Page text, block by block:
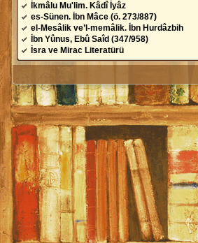
İkmâlu Mu'lim. Kâdî İyâz
es-Sünen. İbn Mâce (ö. 273/887)
el-Mesâlik ve’l-memâlik. İbn Hurdâzbih
İbn Yûnus, Ebû Saîd (347/958)
İsra ve Mirac Literatürü